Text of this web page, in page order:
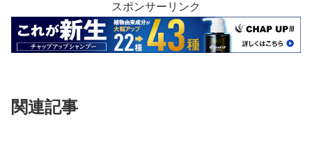
スポンサーリンク
関連記事